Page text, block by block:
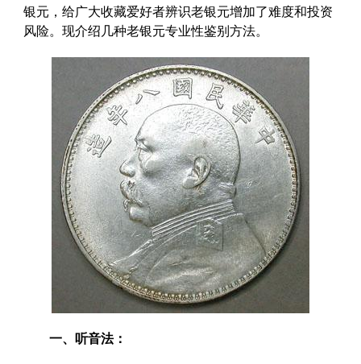
银元，给广大收藏爱好者辨识老银元增加了难度和投资
风险。现介绍几种老银元专业性鉴别方法。
一、听音法：